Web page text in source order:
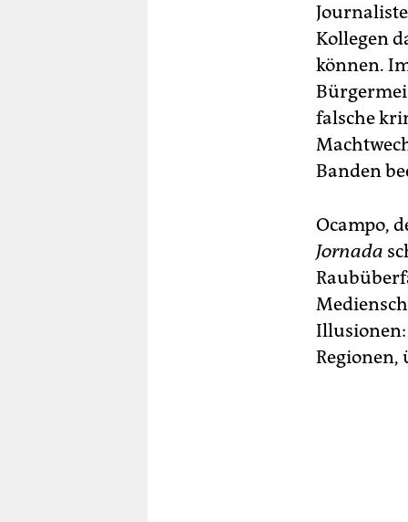
Kollegen
können.
falsche
Banden
Ocampo,
Jornada
Illusionen:
Regionen,